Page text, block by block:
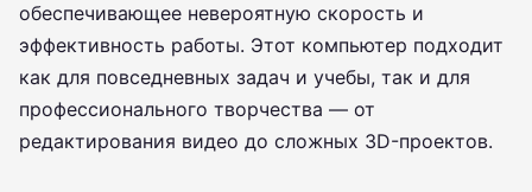
обеспечивающее невероятную скорость и
эффективность работы. Этот компьютер подходит
как для повседневных задач и учебы, так и для
профессионального творчества — от
редактирования видео до сложных 3D-проектов.